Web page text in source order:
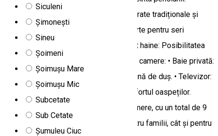
Siculeni
Șimonești
Sineu
Șoimeni
Șoimușu Mare
Șoimușu Mic
Subcetate
Sub Cetate
Șumuleu Ciuc
Restaurant: Restaurant propriu cu preparate tradiționale și
gustoase. • Grătar: Acces la grătar în curte pentru seri
relaxante în aer liber. • Servicii de călcat haine: Posibilitatea
de a solicita servicii de călcat. Dotări în camere: • Baie privată:
Fiecare cameră are baie proprie cu cabină de duș. • Televizor:
Camerele sunt dotate cu TV pentru confortul oaspeților.
Capacitate: vila Rustic dispune de 4 camere, cu un total de 9
locuri de cazare, fiind potrivită atât pentru familii, cât și pentru